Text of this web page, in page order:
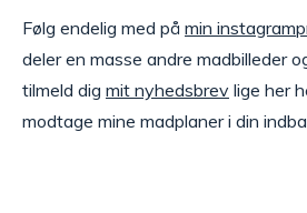
Følg endelig med på min
deler en masse andre madbilleder
tilmeld dig mit nyhedsbrev lige her
modtage mine madplaner i din